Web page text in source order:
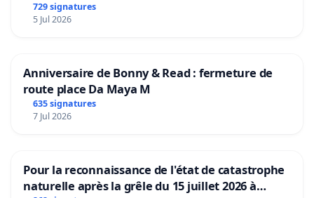
729 signatures
5 Jul 2026
Anniversaire de Bonny & Read : fermeture de
route place Da Maya M
635 signatures
7 Jul 2026
Pour la reconnaissance de l'état de catastrophe
naturelle après la grêle du 15 juillet 2026 à